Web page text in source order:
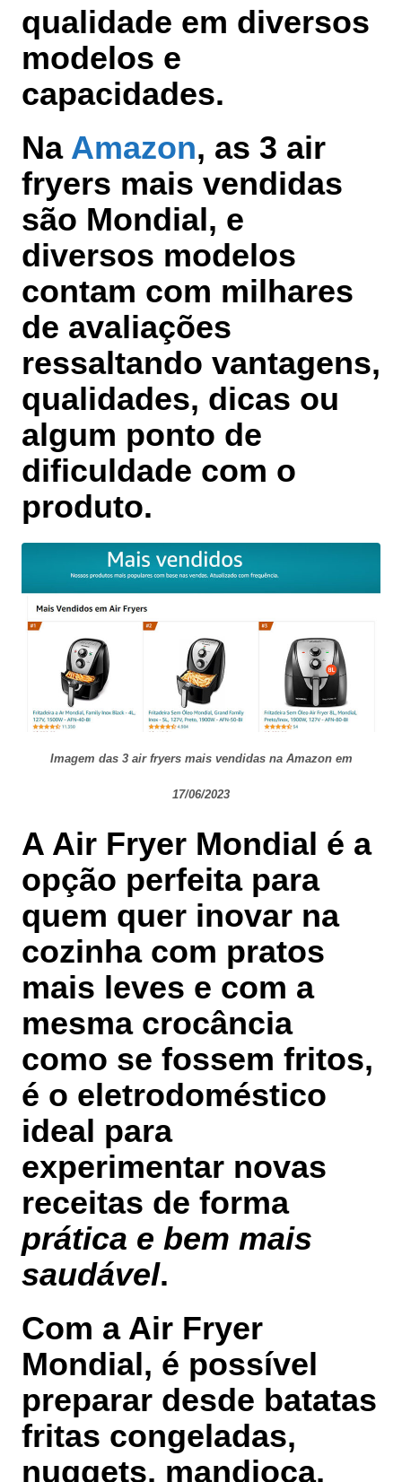
qualidade em diversos
modelos e
capacidades.
Na Amazon, as 3 air
fryers mais vendidas
são Mondial, e
diversos modelos
contam com milhares
de avaliações
ressaltando vantagens,
qualidades, dicas ou
algum ponto de
dificuldade com o
produto.
Imagem das 3 air fryers mais vendidas na Amazon em
17/06/2023
A Air Fryer Mondial é a
opção perfeitapara
quem quer inovar na
cozinha com pratos
mais leves e com a
mesma crocância
como se fossem fritos,
é o eletrodoméstico
ideal para
experimentar novas
receitas de forma
prática e bem mais
saudável.
Com a Air Fryer
Mondial, é possível
preparar desde batatas
fritas congeladas,
nuggets, mandioca,